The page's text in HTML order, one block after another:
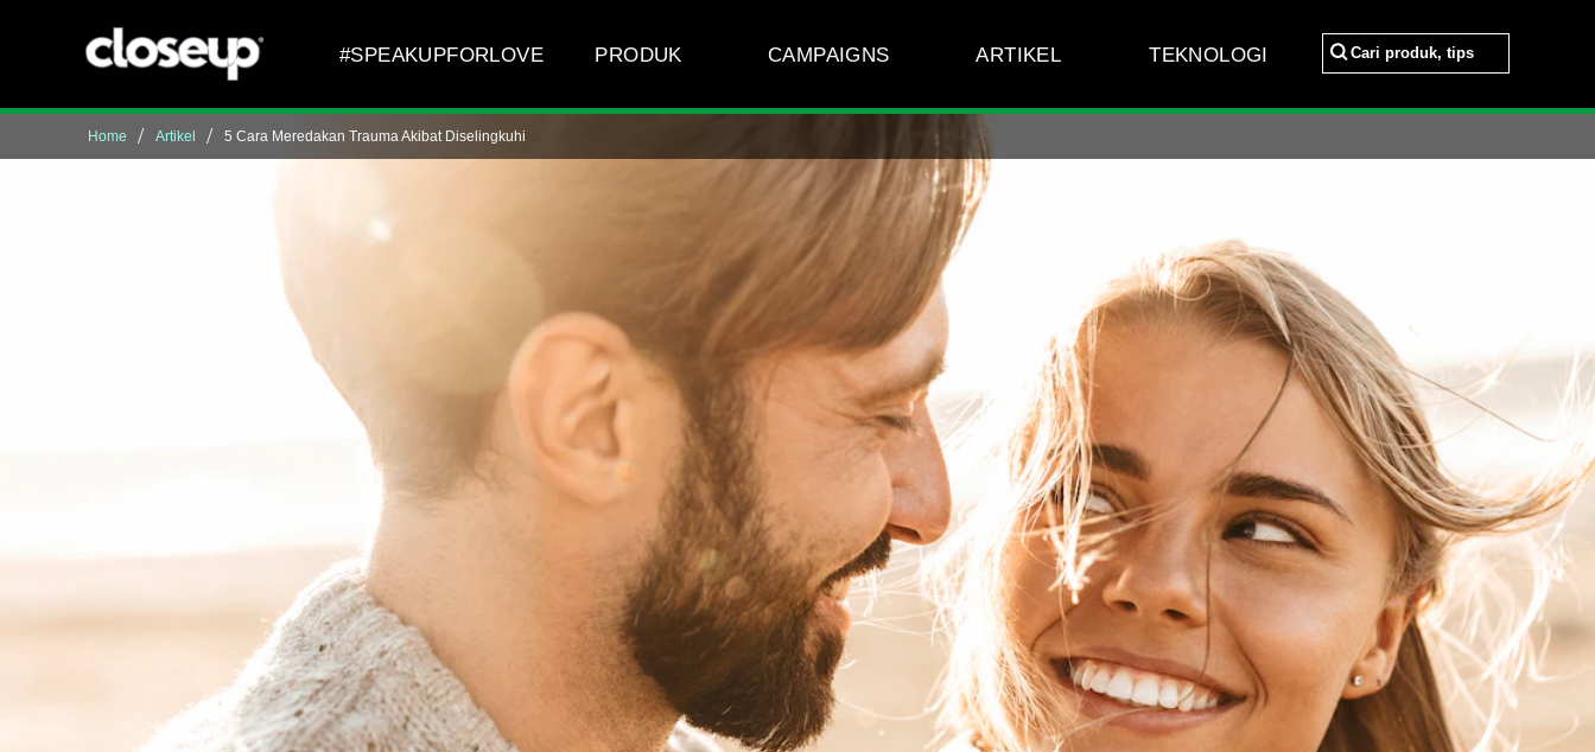
Skip to content #SPEAKUPFORLOVE PRODUK CAMPAIGNS ARTIKEL TEKNOLOGI Cari produk, tips
Cari produk, tips
Home Artikel 5 Cara Meredakan Trauma Akibat Diselingkuhi